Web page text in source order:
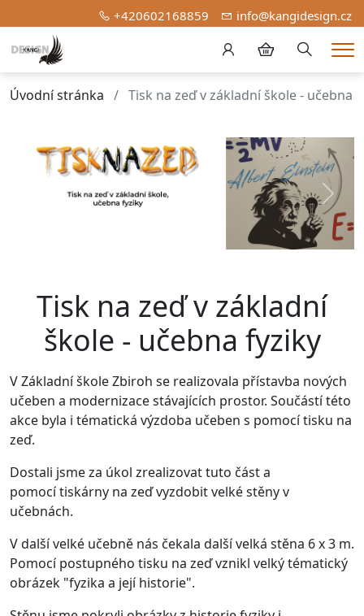
+420602168859 info@kangidesign.cz
Hledání
Úvodní stránka Tisk na zeď v základní škole - učebna
Předchozí Další
Tisk na zeďv základní
škole - učebna fyziky
V Základní škole Zbiroh se realizovala přístavba nových
učeben a modernizace stávajících prostor. Součástí této
akce byla i tématická výzdoba učeben s pomocítisku na
zeď.
Dostali jsme za úkol zrealizovat tuto část a
pomocítiskárny na zeďvyzdobit velké stěny v
učebnách.
V další velké učebně nás čekala další velká stěna 6 x 3 m.
Pomocí postupného tisku na zeďvznikl velký tématický
obrázek "fyzika a její historie".